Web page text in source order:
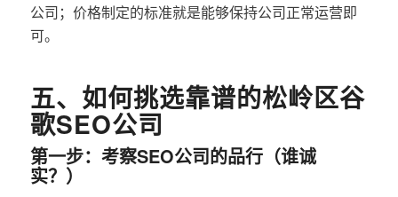
公司；价格制定的标准就是能够保持公司正常运营即
可。
五、如何挑选靠谱的松岭区谷
歌SEO公司
第一步：考察SEO公司的品行（谁诚
实？）